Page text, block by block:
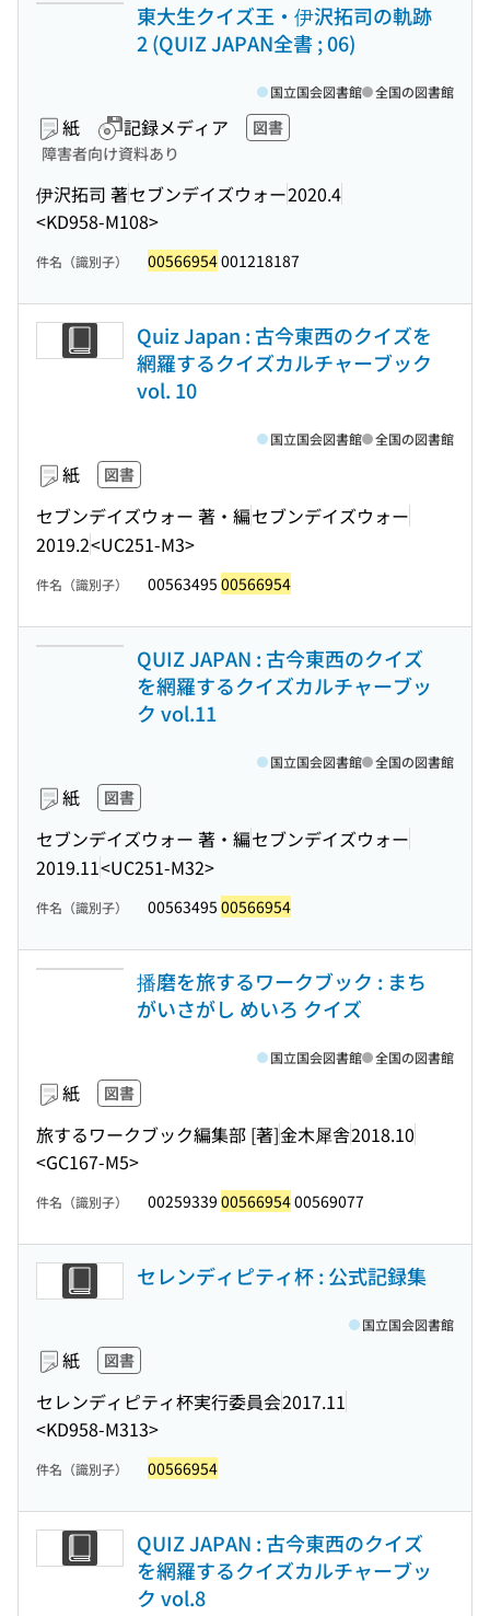
東大生クイズ王・伊沢拓司の軌跡
2 (QUIZ JAPAN全書 ; 06)
紙 記録メディア
図書
障害者向け資料あり
伊沢拓司 著セブンデイズウォー2020.4
<KD958-M108>
国立国会図書館 全国の図書館
件名（識別子） 00566954001218187
Quiz Japan : 古今東西のクイズを
網羅するクイズカルチャーブック
vol. 10
紙 図書
セブンデイズウォー 著・編セブンデイズウォー
2019.2<UC251-M3>
国立国会図書館 全国の図書館
件名（識別子） 00563495 00566954
QUIZ JAPAN : 古今東西のクイズ
を網羅するクイズカルチャーブッ
ク vol.11
紙 図書
セブンデイズウォー 著・編セブンデイズウォー
2019.11<UC251-M32>
国立国会図書館 全国の図書館
件名（識別子） 00563495 00566954
播磨を旅するワークブック : まち
がいさがし めいろ クイズ
紙 図書
旅するワークブック編集部 [著]金木犀舎2018.10
<GC167-M5>
国立国会図書館 全国の図書館
件名（識別子） 00259339 0056695400569077
セレンディピティ杯 : 公式記録集
紙 図書
セレンディピティ杯実行委員会2017.11
<KD958-M313>
国立国会図書館
件名（識別子） 00566954
QUIZ JAPAN : 古今東西のクイズ
を網羅するクイズカルチャーブッ
ク vol.8